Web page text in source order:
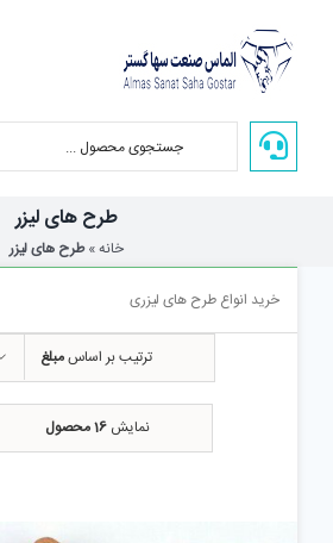
content
طرح های لیزر
خانه»طرح های لیزر
خرید انواع طرح های لیزری
ترتیب بر اساسمبلغ
نمایش16 محصول